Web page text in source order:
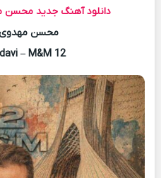
دانلود آهنگ جدید محسن
محسن مهدوی
– M&M 12